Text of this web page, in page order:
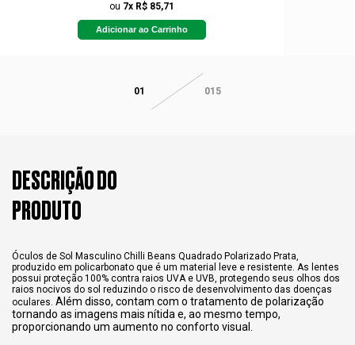
ou 7x R$ 85,71
Adicionar ao Carrinho
01 015
DESCRIÇÃO DO
PRODUTO
Óculos de Sol Masculino Chilli Beans Quadrado Polarizado Prata,
produzido em policarbonato que é um material leve e resistente. As lentes
possui proteção 100% contra raios UVA e UVB, protegendo seus olhos dos
raios nocivos do sol reduzindo o risco de desenvolvimento das doenças
oculares. Além disso, contam com o tratamento de polarização
tornando as imagens mais nítida e, ao mesmo tempo,
proporcionando um aumento no conforto visual.